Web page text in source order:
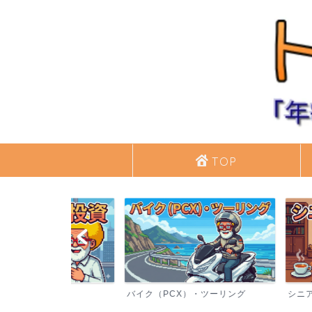
TOP
バイク（PCX）・ツーリング シニアライフ・日